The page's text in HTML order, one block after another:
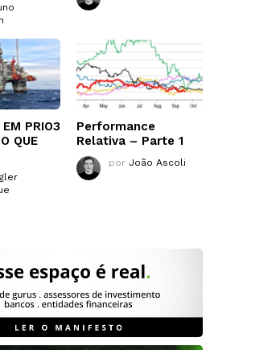
PRIO3
QUE
Performance
Relativa – Parte 1
por João Ascoli